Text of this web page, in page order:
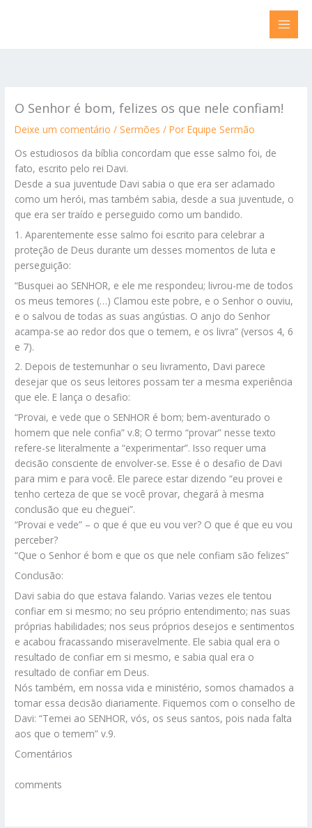
O Senhor é bom, felizes os que nele confiam!
Deixe um comentário /Sermões / PorEquipe Sermão
Os estudiosos da bíblia concordam que esse salmo foi, de
fato, escrito pelo rei Davi.
Desde a sua juventude Davi sabia o que era ser aclamado
como um herói, mas também sabia, desde a sua juventude, o
que era ser traído e perseguido como um bandido.
1. Aparentemente esse salmo foi escrito para celebrar a
proteção de Deus durante um desses momentos de luta e
perseguição:
“Busquei ao SENHOR, e ele me respondeu; livrou-me de todos
os meus temores (…) Clamou este pobre, e o Senhor o ouviu,
e o salvou de todas as suas angústias. O anjo do Senhor
acampa-se ao redor dos que o temem, e os livra” (versos 4, 6
e 7).
2. Depois de testemunhar o seu livramento, Davi parece
desejar que os seus leitores possam ter a mesma experiência
que ele. E lança o desafio:
“Provai, e vede que o SENHOR é bom; bem-aventurado o
homem que nele confia” v.8; O termo “provar” nesse texto
refere-se literalmente a “experimentar”. Isso requer uma
decisão consciente de envolver-se. Esse é o desafio de Davi
para mim e para você. Ele parece estar dizendo “eu provei e
tenho certeza de que se você provar, chegará à mesma
conclusão que eu cheguei”.
“Provai e vede” – o que é que eu vou ver? O que é que eu vou
perceber?
“Que o Senhor é bom e que os que nele confiam são felizes”
Conclusão:
Davi sabia do que estava falando. Varias vezes ele tentou
confiar em si mesmo; no seu próprio entendimento; nas suas
próprias habilidades; nos seus próprios desejos e sentimentos
e acabou fracassando miseravelmente. Ele sabia qual era o
resultado de confiar em si mesmo, e sabia qual era o
resultado de confiar em Deus.
Nós também, em nossa vida e ministério, somos chamados a
tomar essa decisão diariamente. Fiquemos com o conselho de
Davi: “Temei ao SENHOR, vós, os seus santos, pois nada falta
aos que o temem” v.9.
Comentários
comments